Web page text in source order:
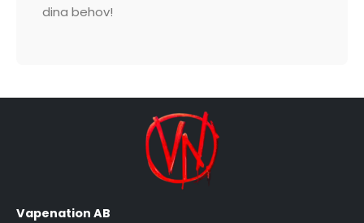
dina behov!
Vapenation AB